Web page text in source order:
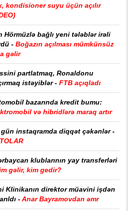
kondisioner suyu üçün açılır
Hörmüzlə bağlı yeni tələblər irəli
- Boğazın açılması mümkünsüz
gəlir
partlatmaq, Ronaldonu
istəyiblər - FTB açıqladı
bazarında kredit bumu:
və hibridlərə maraq artır
instaqramda diqqət çəkənlər -
klublarının yay transferləri
gəlir, kim gedir?
Klinikanın direktor müavini işdən
-Anar Bayramovdan əmr